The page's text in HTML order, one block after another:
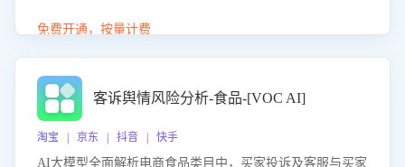
力商家优化产品或服务，实现销售额的显著提升。
免费开通，按量计费
客诉舆情风险分析-食品-[VOC AI]
淘宝 | 京东 | 抖音 | 快手
AI大模型全面解析电商食品类目中，买家投诉及客服与买家